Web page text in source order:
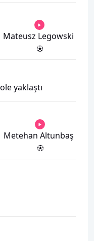
Mateusz Legowski
yaklaştı
Metehan Altunbaş